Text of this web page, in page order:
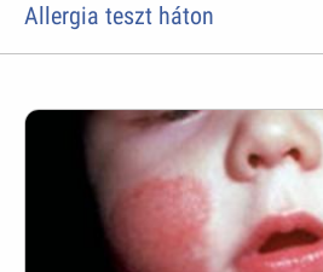
Allergia teszt háton